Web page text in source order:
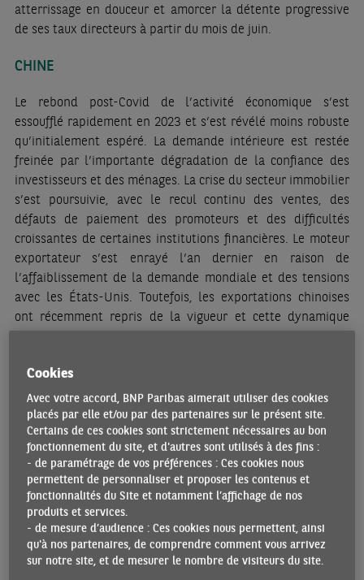
atterrissage en douceur et amorcer la détente progressive
de ses taux directeurs à partir du mois de juin.
CHINE
Le rebond post-Covid de l’activité économique s’est
essoufflé rapidement en 2023 et s’est révélé moins robuste
qu’initialement espéré. La demande intérieure est restée
freinée par l’importante dégradation de la confiance des
investisseurs et des ménages. La crise du secteur immobilier
s’est poursuivie, avec le recul continu des ventes, des
défauts de paiement des promoteurs et des difficultés
croissantes de certaines institutions financières. Le moteur
exportateur s’est enrayé l’an dernier en raison de
l’affaiblissement de la demande mondiale et des tensions
avec les États-Unis. Toutefois, les exportations chinoises
ont récemment repris de la vigueur et cette dynamique
devrait se poursuivre à court terme. Par ailleurs, le
mesures de relance depuis l’été. L’activité s’est renforcée
légèrement et l’inflation est restée très faible. Les autorités
devraient maintenir une politique accommodante à court
terme, toujours contraintes par l’excès de dette de
l’économie et la fragilité des finances des collectivités
locales.
ZONE EURO
La zone euro a échappé de justesse à la contraction
économique au dernier trimestre 2023. Le PIB réel est resté
Cookies
Avec votre accord, BNP Paribas aimerait utiliser des cookies
placés par elle et/ou par des partenaires sur le présent site.
Certains de ces cookies sont strictement nécessaires au bon
fonctionnement du site, et d'autres sont utilisés à des fins :
- de paramétrage de vos préférences : Ces cookies nous
permettent de personnaliser et proposer les contenus et
fonctionnalités du Site et notamment l’affichage de nos
produits et services.
- de mesure d’audience : Ces cookies nous permettent, ainsi
qu'à nos partenaires, de comprendre comment vous arrivez
sur notre site, et de mesurer le nombre de visiteurs du site.